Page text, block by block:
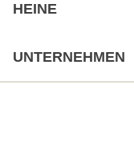
HEINE
UNTERNEHMEN